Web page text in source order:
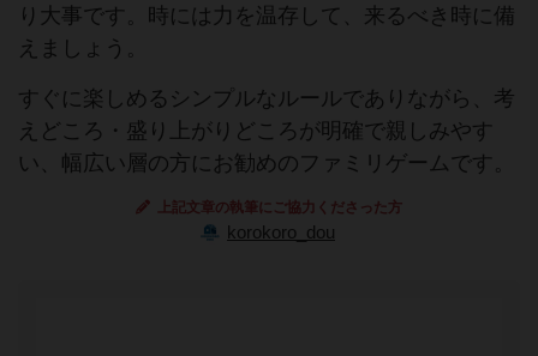
り大事です。時には力を温存して、来るべき時に備
えましょう。
すぐに楽しめるシンプルなルールでありながら、考
えどころ・盛り上がりどころが明確で親しみやす
い、幅広い層の方にお勧めのファミリゲームです。
上記文章の執筆にご協力くださった方
korokoro_dou